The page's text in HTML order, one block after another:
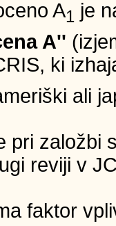
A1 je
A''
ki
ali
pri založbi
reviji v
faktor